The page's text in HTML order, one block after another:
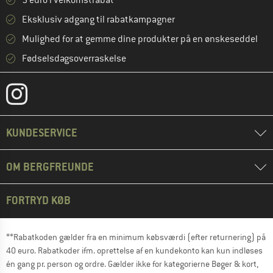
Eksklusiv adgang til rabatkampagner
Mulighed for at gemme dine produkter på en ønskeseddel
Fødselsdagsoverraskelse
KUNDESERVICE
OM BERGFREUNDE
FORTRYD KØB
**Rabatkoden gælder fra en minimum købsværdi (efter returnering) på
40 euro. Rabatkoder ifm. oprettelse af en kundekonto kan kun indløses
én gang pr. person og ordre. Gælder ikke for kategorierne Bøger & kort,